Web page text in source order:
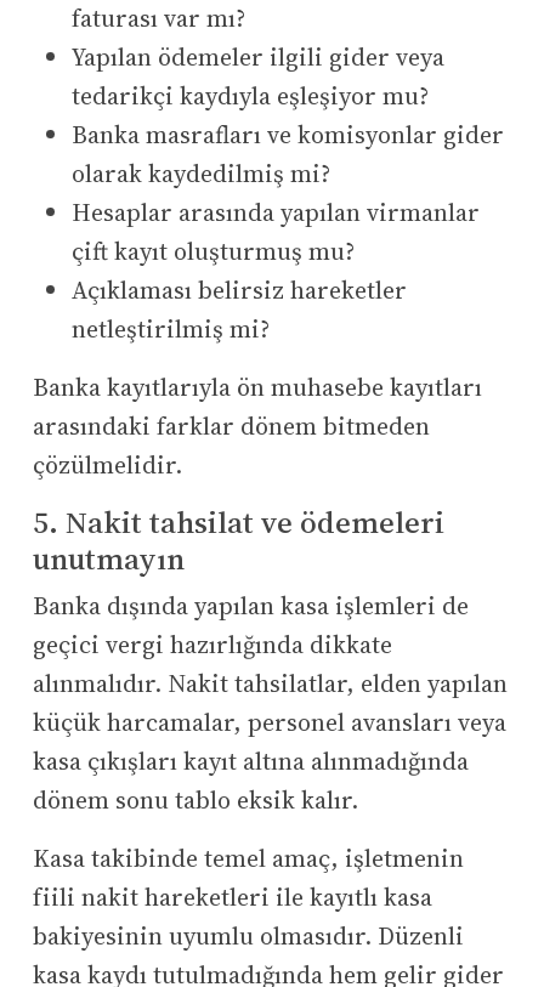
faturası var mı?
Yapılan ödemeler ilgili gider veya
tedarikçi kaydıyla eşleşiyor mu?
Banka masrafları ve komisyonlar gider
olarak kaydedilmiş mi?
Hesaplar arasında yapılan virmanlar
çift kayıt oluşturmuş mu?
Açıklaması belirsiz hareketler
netleştirilmiş mi?
Banka kayıtlarıyla ön muhasebe kayıtları
arasındaki farklar dönem bitmeden
çözülmelidir.
5. Nakit tahsilat ve ödemeleri
unutmayın
Banka dışında yapılan kasa işlemleri de
geçici vergi hazırlığında dikkate
alınmalıdır. Nakit tahsilatlar, elden yapılan
küçük harcamalar, personel avansları veya
kasa çıkışları kayıt altına alınmadığında
dönem sonu tablo eksik kalır.
Kasa takibinde temel amaç, işletmenin
fiili nakit hareketleri ile kayıtlı kasa
bakiyesinin uyumlu olmasıdır. Düzenli
kasa kaydı tutulmadığında hem gelir gider